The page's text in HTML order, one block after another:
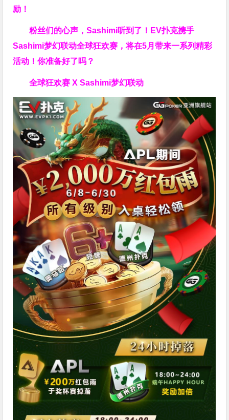
励！
粉丝们的心声，Sashimi听到了！EV扑克携手
Sashimi梦幻联动全球狂欢赛，将在5月带来一系列精彩
活动！你准备好了吗？
全球狂欢赛 X Sashimi梦幻联动